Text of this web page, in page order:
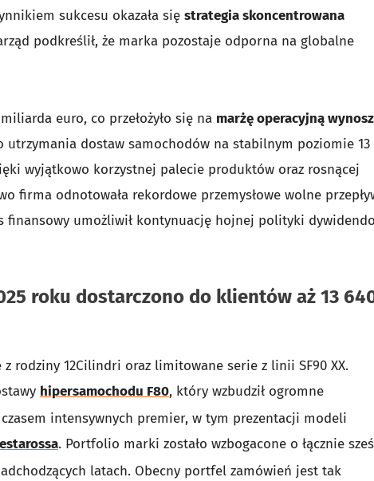
sukcesu okazała się strategia skoncentrowana
podkreślił, że marka pozostaje odporna na globalne
euro, co przełożyło się na marżę operacyjną
dostaw samochodów na stabilnym poziomie 13
wyjątkowo korzystnej palecie produktów oraz rosnącej
firma odnotowała rekordowe przemysłowe wolne
finansowy umożliwił kontynuację hojnej polityki
roku dostarczono do klientów aż 13
rodziny 12Cilindri oraz limitowane serie z linii SF90 XX.
hipersamochodu F80, który wzbudził ogromne
intensywnych premier, w tym prezentacji modeli
. Portfolio marki zostało wzbogacone o łącznie
latach. Obecny portfel zamówień jest tak